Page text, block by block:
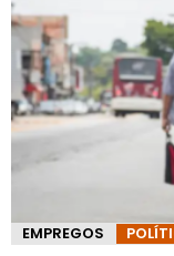
EMPREGOS